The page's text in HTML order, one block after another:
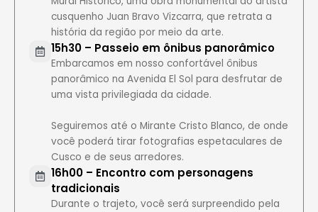
cusquenho Juan Bravo Vizcarra, que retrata a
história da região por meio da arte.
15h30 – Passeio em ônibus panorâmico
Embarcamos em nosso confortável ônibus
panorâmico na Avenida El Sol para desfrutar de
uma vista privilegiada da cidade.
Seguiremos até o Mirante Cristo Blanco, de onde
você poderá tirar fotografias espetaculares de
Cusco e de seus arredores.
16h00 – Encontro com personagens
tradicionais
Durante o trajeto, você será surpreendido pela